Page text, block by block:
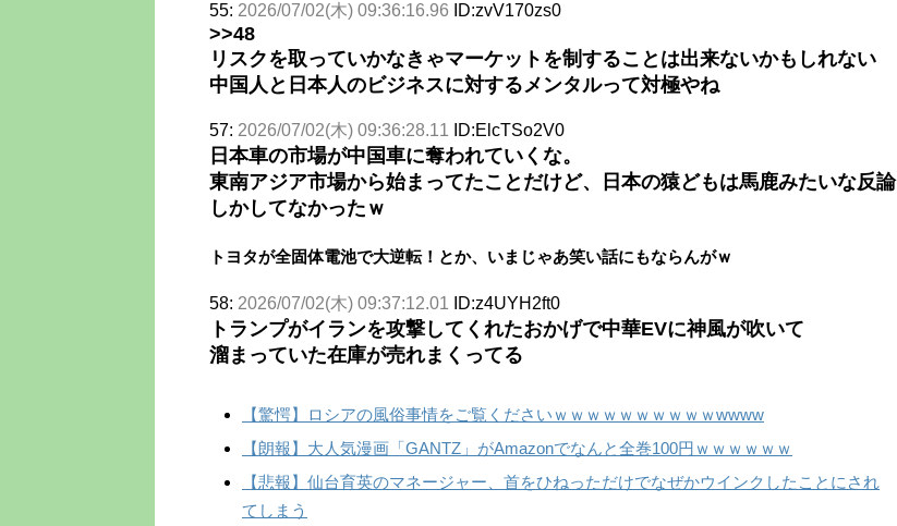
55: 2026/07/02(木) 09:36:16.96 ID:zvV170zs0
>>48
リスクを取っていかなきゃマーケットを制することは出来ないかもしれない
中国人と日本人のビジネスに対するメンタルって対極やね
57: 2026/07/02(木) 09:36:28.11 ID:ElcTSo2V0
日本車の市場が中国車に奪われていくな。
東南アジア市場から始まってたことだけど、日本の猿どもは馬鹿みたいな反論
しかしてなかったｗ
トヨタが全固体電池で大逆転！とか、いまじゃあ笑い話にもならんがｗ
58: 2026/07/02(木) 09:37:12.01 ID:z4UYH2ft0
トランプがイランを攻撃してくれたおかげで中華EVに神風が吹いて
溜まっていた在庫が売れまくってる
【驚愕】ロシアの風俗事情をご覧くださいｗｗｗｗｗｗｗｗｗｗwwww
【朗報】大人気漫画「GANTZ」がAmazonでなんと全巻100円ｗｗｗｗｗｗ
【悲報】仙台育英のマネージャー、首をひねっただけでなぜかウインクしたことにされ
てしまう